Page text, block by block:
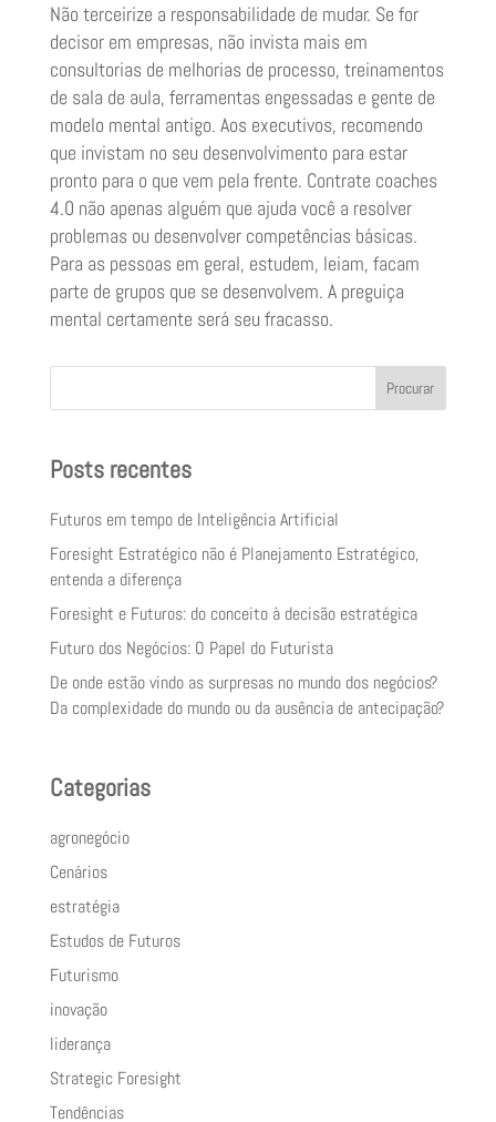
Não terceirize a responsabilidade de mudar. Se for
decisor em empresas, não invista mais em
consultorias de melhorias de processo, treinamentos
de sala de aula, ferramentas engessadas e gente de
modelo mental antigo. Aos executivos, recomendo
que invistam no seu desenvolvimento para estar
pronto para o que vem pela frente. Contrate coaches
4.0 não apenas alguém que ajuda você a resolver
problemas ou desenvolver competências básicas.
Para as pessoas em geral, estudem, leiam, facam
parte de grupos que se desenvolvem. A preguiça
mental certamente será seu fracasso.
Procurar
Posts recentes
Futuros em tempo de Inteligência Artificial
Foresight Estratégico não é Planejamento Estratégico,
entenda a diferença
Foresight e Futuros: do conceito à decisão estratégica
Futuro dos Negócios: O Papel do Futurista
De onde estão vindo as surpresas no mundo dos negócios?
Da complexidade do mundo ou da ausência de antecipação?
Categorias
agronegócio
Cenários
estratégia
Estudos de Futuros
Futurismo
inovação
liderança
Strategic Foresight
Tendências